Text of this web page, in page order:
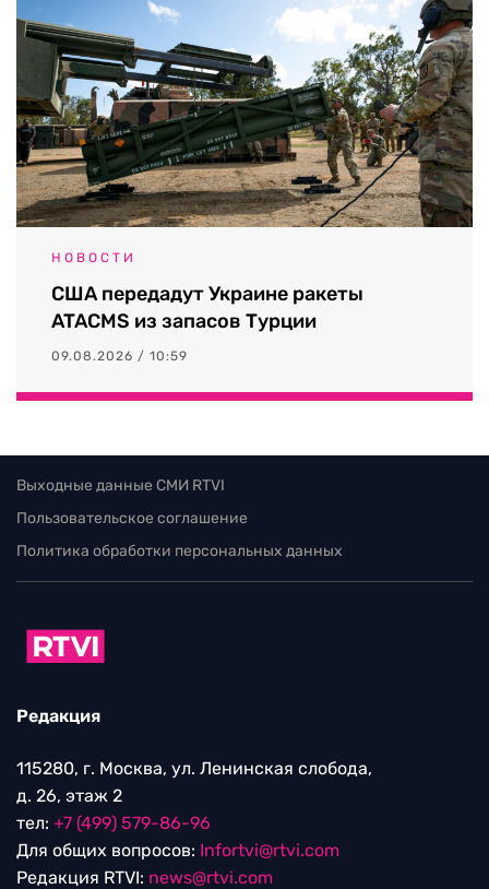
НОВОСТИ
США передадут Украине ракеты
ATACMS из запасов Турции
09.08.2026 / 10:59
Выходные данные СМИ RTVI
Пользовательское соглашение
Политика обработки персональных данных
Редакция
115280, г. Москва, ул. Ленинская слобода,
д. 26, этаж 2
тел: +7 (499) 579-86-96
Для общих вопросов: Infortvi@rtvi.com
Редакция RTVI: news@rtvi.com